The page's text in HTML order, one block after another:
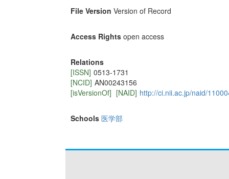
File Version Version of Record
Access Rights open access
Relations
[ISSN] 0513-1731
[NCID] AN00243156
[isVersionOf] [NAID] http://ci.nii.ac.jp/naid/
Schools 医学部